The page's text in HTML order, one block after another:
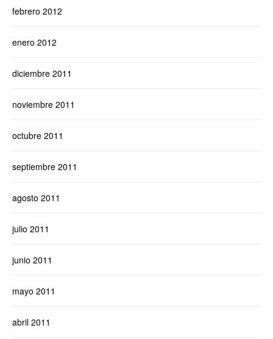
febrero 2012
enero 2012
diciembre 2011
noviembre 2011
octubre 2011
septiembre 2011
agosto 2011
julio 2011
junio 2011
mayo 2011
abril 2011